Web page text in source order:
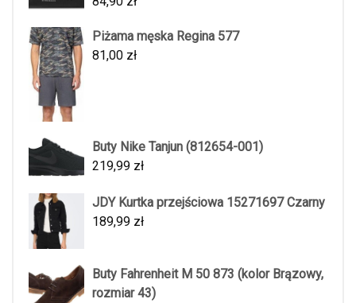
Piżama męska Regina 577
81,00 zł
Buty Nike Tanjun (812654-001)
219,99 zł
JDY Kurtka przejściowa 15271697 Czarny
189,99 zł
Buty Fahrenheit M 50 873 (kolor Brązowy,
rozmiar 43)